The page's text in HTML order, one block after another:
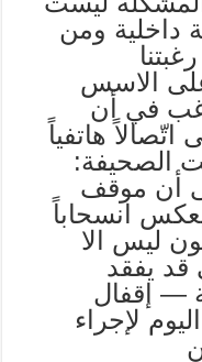
داخلية ومن
الاسس
في أن
هاتفياً
الصحيفة:
أن موقف
انسحاباً
ليس الا
قد يفقد
— إقفال
لإجراء